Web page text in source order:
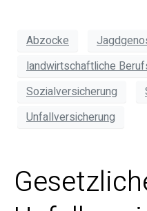
Abzocke
landwirtschaftliche
Sozialversicherung
Unfallversicherung